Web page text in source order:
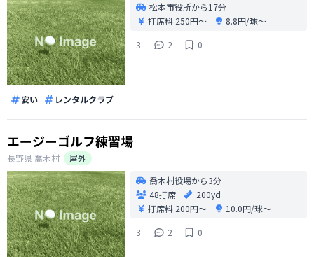
松本市役所から17分
打席料 250円〜
8.8円/球〜
3
2 0
安い レンタルクラブ
エージーゴルフ練習場
長野県 喬木村
屋外
喬木村役場から3分
48打席
200yd
打席料 200円〜
10.0円/球〜
3
2 0